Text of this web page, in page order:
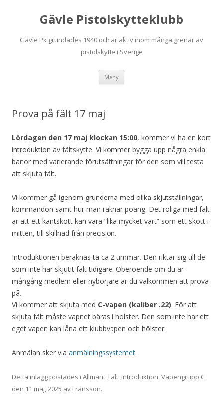
Gävle Pistolskytteklubb
Gävle Pk grundades 1940 och är aktiv inom många grenar av
pistolskytte i Sverige
Meny
Prova på fält 17 maj
Lördagen den 17 maj klockan 15:00, kommer vi ha en kort
introduktion av fältskytte. Vi kommer bygga upp några enkla
banor med varierande förutsättningar för den som vill testa
att skjuta fält.
Vi kommer gå igenom grunderna med olika skjutställningar,
kommandon samt hur man räknar poäng. Det roliga med fält
är att ett kantskott kan vara “lika mycket värt” som ett skott i
mitten, till skillnad från precision.
Introduktionen beräknas ta ca 2 timmar. Den riktar sig till de
som inte har skjutit fält tidigare. Oberoende om du är
mångårig medlem eller nybörjare är du välkommen att prova
på.
Vi kommer att skjuta med C-vapen (kaliber .22). För att
skjuta fält måste vapnet bäras i hölster. Den som inte har ett
eget vapen kan låna ett klubbvapen och hölster.
Anmälan sker via anmälningssystemet.
Detta inlägg postades i Allmänt, Fält, Introduktion,Vapengrupp C
den 11 maj, 2025 av Fransson.